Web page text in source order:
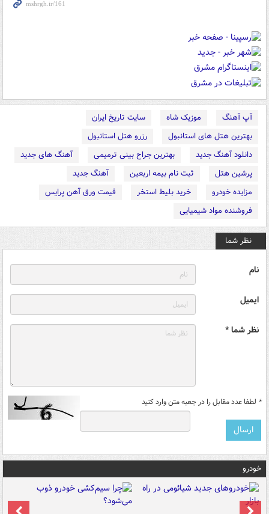
آپ آهنگ موزیک شاه
سایت تاریخ ایران
بهترین هتل های استانبول
رزرو هتل استانبول
دانلود آهنگ جدید
بهترین جراح بینی ترمیمی
آهنگ های جدید
پرشین هتل
ثبت نام بیمه اربعین
آهنگ جدید
مزایده خودرو
خرید بلیط استخر
قیمت ورق آهن پرایس
فروشنده مواد شیمیایی
نظر شما
نام
ایمیل
نظر شما *
* لطفا عدد مقابل را در جعبه متن وارد کنید
خودرو